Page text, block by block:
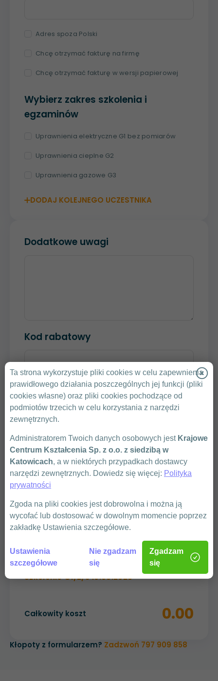
Adres spoza Polski
Chcę otrzymać fakturę na firmę
Chcę otrzymać fakturę w wersji papierowej
Wybierz zakres szkolenia i
egzaminów
Uprawnienia elektryczne G1 bez pomiarów
Uprawnienia cieplne G2
Uprawnienia gazowe G3
DODAJ KOLEJNEGO UCZESTNIKA
Dodatkowe uwagi
Kod rabatowy
SPRAWDŹ KOD
Klikając „Wyślij” zgadzam się na przedstawienie
przez Krajowe Centrum Kształcenia oferty
Zasady Ochrony Danych Osobowych
Warunki uczestnictwa
WYŚLIJ
Podsumowanie
Szkolenie G1/2/3 10.08.2026
Całkowity koszt 0.00
Kłopoty z formularzem? Zadzwoń 797 909 858
Ta strona wykorzystuje pliki cookies w celu zapewnienia
prawidłowego działania poszczególnych jej funkcji (pliki
cookies własne) oraz pliki cookies pochodzące od
podmiotów trzecich w celu korzystania z narzędzi
zewnętrznych.
Administratorem Twoich danych osobowych jest Krajowe
Centrum Kształcenia Sp. z o.o. z siedzibą w
Katowicach, a w niektórych przypadkach dostawcy
narzędzi zewnętrznych. Dowiedz się więcej: Polityka
prywatności
Zgoda na pliki cookies jest dobrowolna i można ją
wycofać lub dostosować w dowolnym momencie poprzez
zakładkę Ustawienia szczegółowe.
Ustawienia
szczegółowe
Nie zgadzam
się
Zgadzam
się